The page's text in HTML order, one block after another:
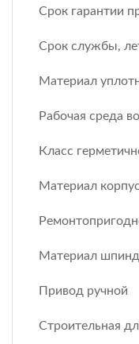
Срок гарантии
Срок службы,
Материал
Рабочая среда
Класс
Материал
Материал
Привод ручной
Строительная